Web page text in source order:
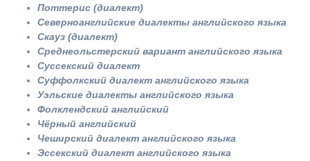
Поттерис (диалект)
Северноанглийские диалекты английского языка
Скауз (диалект)
Среднеольстерский вариант английского языка
Суссекский диалект
Суффолкский диалект английского языка
Уэльские диалекты английского языка
Фолклендский английский
Чёрный английский
Чеширский диалект английского языка
Эссекский диалект английского языка